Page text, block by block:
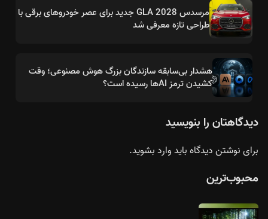
مرسدس GLA 2028 جدید برای عصر خودروهای برقی با
طراحی تازه معرفی شد
هشدار بی‌سابقه سازندگان بزرگ هوش مصنوعی؛ وقت
کشیدن ترمز AIها رسیده است؟
دیدگاهتان را بنویسید
برای نوشتن دیدگاه بایدوارد بشوید.
محبوب‌ترین